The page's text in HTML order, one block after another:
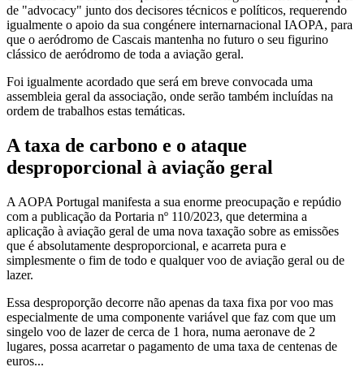
de "advocacy" junto dos decisores técnicos e políticos, requerendo
igualmente o apoio da sua congénere internarnacional IAOPA, para
que o aeródromo de Cascais mantenha no futuro o seu figurino
clássico de aeródromo de toda a aviação geral.
Foi igualmente acordado que será em breve convocada uma
assembleia geral da associação, onde serão também incluídas na
ordem de trabalhos estas temáticas.
A taxa de carbono e o ataque
desproporcional à aviação geral
A AOPA Portugal manifesta a sua enorme preocupação e repúdio
com a publicação da Portaria nº 110/2023, que determina a
aplicação à aviação geral de uma nova taxação sobre as emissões
que é absolutamente desproporcional, e acarreta pura e
simplesmente o fim de todo e qualquer voo de aviação geral ou de
lazer.
Essa desproporção decorre não apenas da taxa fixa por voo mas
especialmente de uma componente variável que faz com que um
singelo voo de lazer de cerca de 1 hora, numa aeronave de 2
lugares, possa acarretar o pagamento de uma taxa de centenas de
euros...